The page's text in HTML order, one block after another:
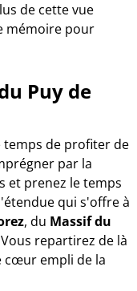
de cette vue
mémoire pour
Puy de
temps de profiter de
par la
et prenez le temps
qui s'offre à
, du Massif du
Vous repartirez de là
cœur empli de la